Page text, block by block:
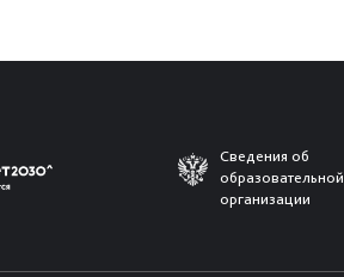
Сведения об
образовательной
организации